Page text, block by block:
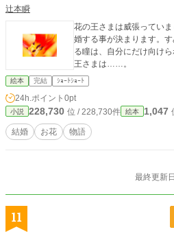
辻本瞬
花の王さまは威張ってい
婚する事が決まります。
る瞳は、自分にだけ向け
王さまは……。
絵本 完結 ｼｮｰﾄｼｮｰﾄ
24h.ポイント 0pt
小説 228,730 位 / 228,730件 絵本 1,047
結婚 お花 物語
最終更新
11